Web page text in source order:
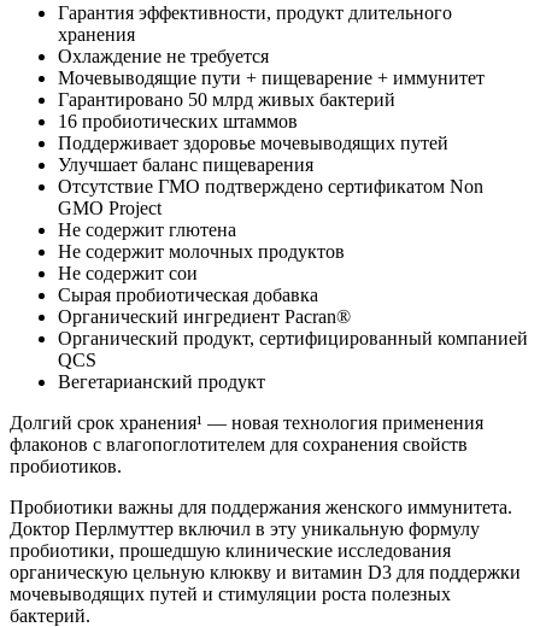
Гарантия эффективности, продукт длительного
хранения
Охлаждение не требуется
Мочевыводящие пути + пищеварение + иммунитет
Гарантировано 50 млрд живых бактерий
16 пробиотических штаммов
Поддерживает здоровье мочевыводящих путей
Улучшает баланс пищеварения
Отсутствие ГМО подтверждено сертификатом Non
GMO Project
Не содержит глютена
Не содержит молочных продуктов
Не содержит сои
Сырая пробиотическая добавка
Органический ингредиент Pacran®
Органический продукт, сертифицированный компанией
QCS
Вегетарианский продукт
Долгий срок хранения¹ — новая технология применения
флаконов с влагопоглотителем для сохранения свойств
пробиотиков.
Пробиотики важны для поддержания женского иммунитета.
Доктор Перлмуттер включил в эту уникальную формулу
пробиотики, прошедшую клинические исследования
органическую цельную клюкву и витамин D3 для поддержки
мочевыводящих путей и стимуляции роста полезных
бактерий.